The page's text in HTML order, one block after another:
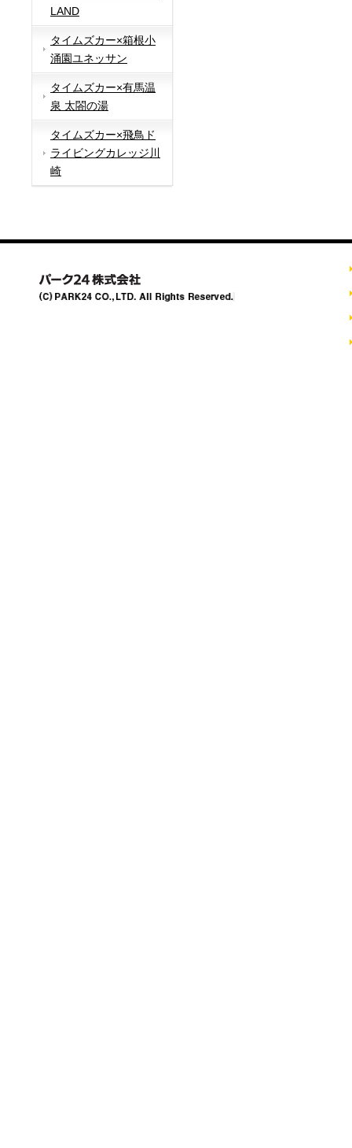
LAND
タイムズカー×箱根小
涌園ユネッサン
タイムズカー×有馬温
泉 太閤の湯
タイムズカー×飛鳥ド
ライビングカレッジ川
崎